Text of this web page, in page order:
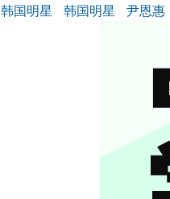
韩国明星 韩国明星 尹恩惠